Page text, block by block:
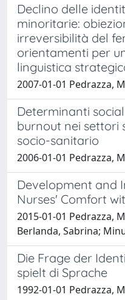
Declino delle
minoritarie:
irreversibilità del
orientamenti per
linguistica
2007-01-01 Pedrazza,
Determinanti
burnout nei settori
socio-sanitario
2006-01-01 Pedrazza,
Development and
Nurses' Comfort
2015-01-01 Pedrazza,
Berlanda, Sabrina;
Die Frage der
spielt di Sprache
1992-01-01 Pedrazza,